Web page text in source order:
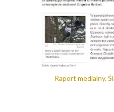
Raport medialny.